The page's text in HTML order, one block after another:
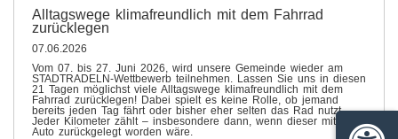
Alltagswege klimafreundlich mit dem Fahrrad
zurücklegen
07.06.2026
Vom 07. bis 27. Juni 2026, wird unsere Gemeinde wieder am
STADTRADELN-Wettbewerb teilnehmen. Lassen Sie uns in diesen
21 Tagen möglichst viele Alltagswege klimafreundlich mit dem
Fahrrad zurücklegen! Dabei spielt es keine Rolle, ob jemand
bereits jeden Tag fährt oder bisher eher selten das Rad nutzt.
Jeder Kilometer zählt – insbesondere dann, wenn dieser mit dem
Auto zurückgelegt worden wäre.